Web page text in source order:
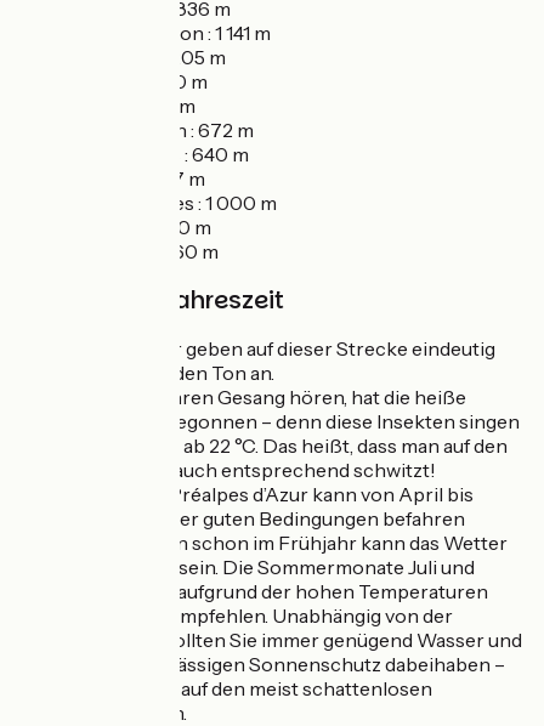
Gréolières : 836 m
Plan du Peyron : 1 141 m
Thorenc : 1 205 m
Ascros : 1 150 m
Gilette : 450 m
Roquestéron : 672 m
Conségudes : 640 m
Bouyon : 637 m
Coursegoules : 1 000 m
Cipières : 740 m
Gourdon : 760 m
Wetter und Jahreszeit
Beim Wetter geben auf dieser Strecke eindeutig
die Zikaden den Ton an.
Sobald Sie ihren Gesang hören, hat die heiße
Jahreszeit begonnen – denn diese Insekten singen
nämlich erst ab 22 °C. Das heißt, dass man auf den
Passhöhen auch entsprechend schwitzt!
Die GT des Préalpes d’Azur kann von April bis
Oktober unter guten Bedingungen befahren
werden, denn schon im Frühjahr kann das Wetter
sehr sonnig sein. Die Sommermonate Juli und
August sind aufgrund der hohen Temperaturen
weniger zu empfehlen. Unabhängig von der
Jahreszeit sollten Sie immer genügend Wasser und
einen zuverlässigen Sonnenschutz dabeihaben –
unerlässlich auf den meist schattenlosen
Höhenzügen.